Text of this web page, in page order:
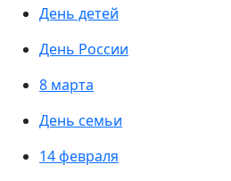
День детей
День России
8 марта
День семьи
14 февраля